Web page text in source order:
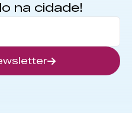
na cidade!